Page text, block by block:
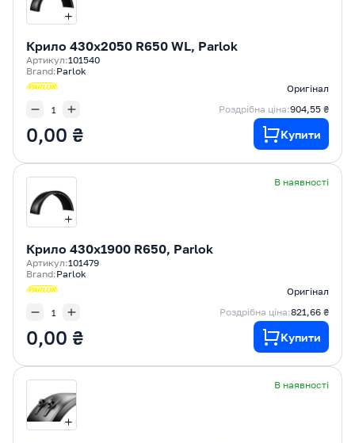
Крилo 430x2050 R650 WL, Parlok
Артикул:101540
Brand:Parlok
Оригінал
Роздрібна ціна:904,55 ₴
0,00 ₴ Купити
В наявності
Крилo 430x1900 R650, Parlok
Артикул:101479
Brand:Parlok
Оригінал
Роздрібна ціна:821,66 ₴
0,00 ₴ Купити
В наявності